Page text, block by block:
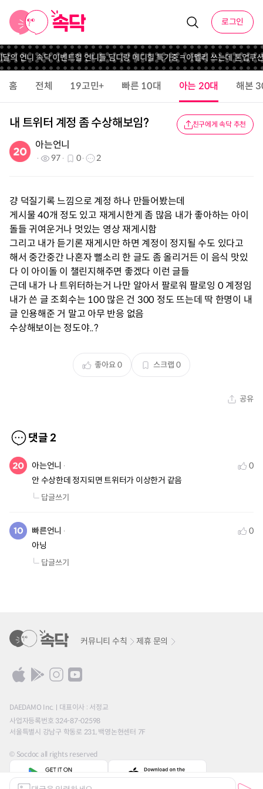
로그인
의 언니 속닥 이벤트헐 언니들 딤디랑 메디힐 특가중ㅋ아멜리 쓰는데 톤업쿠
홈 전체 19고민+ 빠른 10대 아는 20대 해본
내 트위터 계정 좀 수상해보임? 친구에게 속닥 추천
아는언니
97 0 2
걍 덕질기록 느낌으로 계정 하나 만들어봤는데
게시물 40개 정도 있고 재게시한게 좀 많음 내가 좋아하는 아이
돌들 귀여운거나 멋있는 영상 재게시함
그리고 내가 듣기론 재게시만 하면 계정이 정지될 수도 있다고
해서 중간중간 나혼자 뻘소리 한 글도 좀 올리거든 이 음식 맛있
다 이 아이돌 이 챌린지해주면 좋겠다 이런 글들
근데 내가 나 트위터하는거 나만 알아서 팔로워 팔로잉 0 계정임
내가 쓴 글 조회수는 100 많은 건 300 정도 뜨는데 딱 한명이 내
글 인용해준 거 말고 아무 반응 없음
수상해보이는 정도야..?
좋아요0 스크랩 0
공유
댓글2
아는언니
0
안 수상한데 정지되면 트위터가 이상한거 같음
답글쓰기
빠른언니
0
아닝
답글쓰기
커뮤니티 수칙 제휴 문의
DAEDAMO Inc.
대표이사 : 서정교
사업자등록번호 324-87-02598
서울특별시 강남구 학동로 231, 백영논현센터 7F
© Socdoc all rights reserved